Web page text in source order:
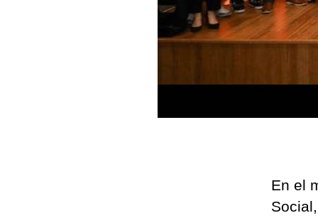
En el